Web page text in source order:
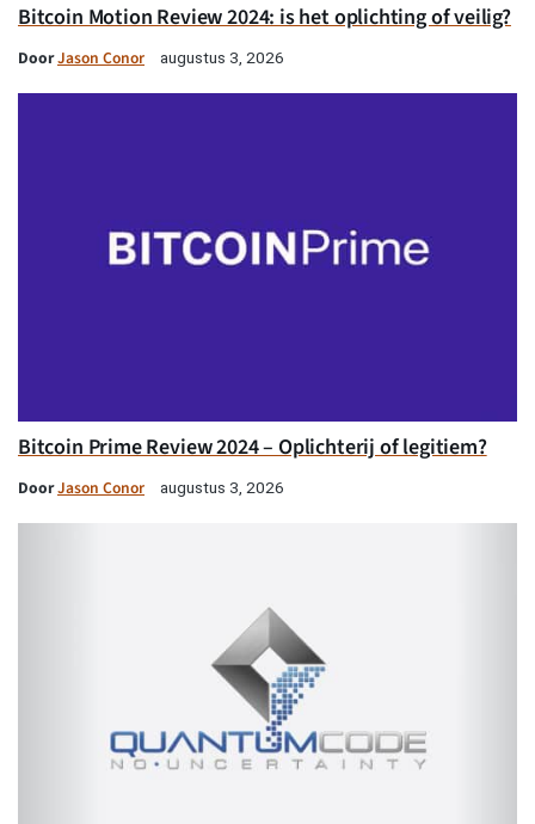
Bitcoin Motion Review 2024: is het oplichting of veilig?
DoorJason Conor augustus 3, 2026
Bitcoin Prime Review 2024 – Oplichterij of legitiem?
DoorJason Conor augustus 3, 2026